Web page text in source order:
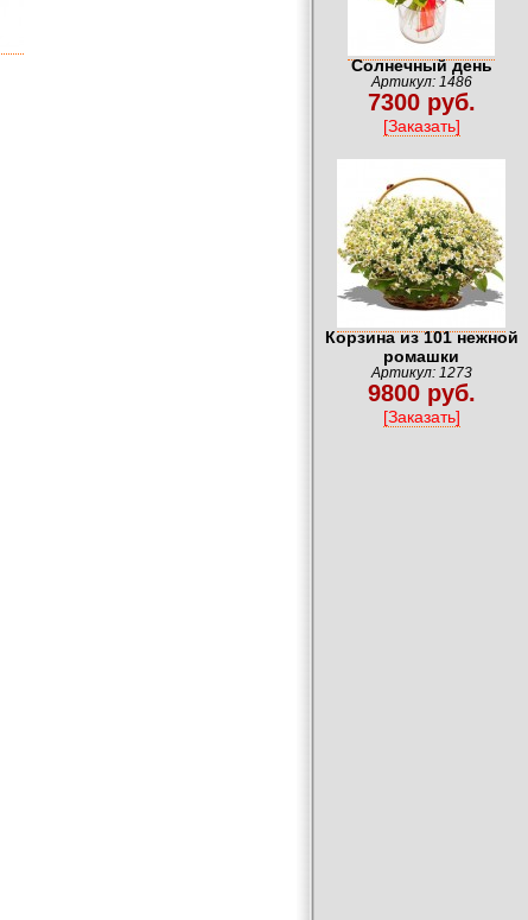
Солнечный день
Артикул: 1486
7300 руб.
[Заказать]
Корзина из 101 нежной
ромашки
Артикул: 1273
9800 руб.
[Заказать]